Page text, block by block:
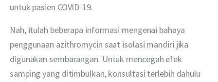
untuk pasien COVID-19.
Nah, itulah beberapa informasi mengenai bahaya
penggunaan azithromycin saat isolasi mandiri jika
digunakan sembarangan. Untuk mencegah efek
samping yang ditimbulkan, konsultasi terlebih dahulu